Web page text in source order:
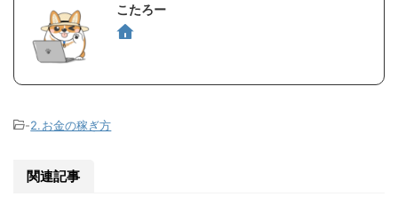
こたろー
-2.お金の稼ぎ方
関連記事